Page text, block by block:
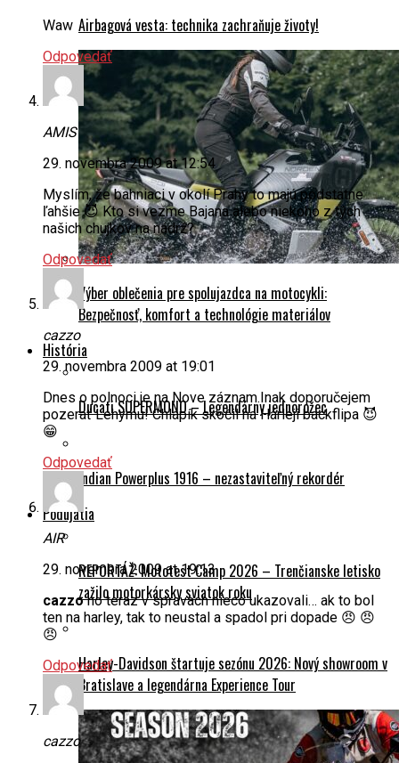
Airbagová vesta: technika zachraňuje životy!
Výber oblečenia pre spolujazdca na motocykli:
Bezpečnosť, komfort a technológie materiálov
História
Ducati SUPERMONO – Legendárny jednorožec
Indian Powerplus 1916 – nezastaviteľný rekordér
Podujatia
REPORTÁŽ: Mototest Camp 2026 – Trenčianske letisko
zažilo motorkársky sviatok roku
Harley-Davidson štartuje sezónu 2026: Nový showroom v
Bratislave a legendárna Experience Tour
Waw
Odpovedať
AMIS
29. novembra 2009 at 12:54
Myslím, že bahniaci v okolí Prahy to majú podstatne
ľahšie 😈 Kto si vezme Bajana alebo niekoho z tých
našich chujkov na nádrž?
Odpovedať
cazzo
29. novembra 2009 at 19:01
Dnes o polnoci je na Nove záznam.Inak doporučejem
pozerať Lehymu! Chlapík skočil na Hárleji backflipa 😈
😁
Odpovedať
AIR
29. novembra 2009 at 19:13
cazzono teraz v spravach nieco ukazovali… ak to bol
ten na harley, tak to neustal a spadol pri dopade 😠 😠
😠
Odpovedať
cazzo